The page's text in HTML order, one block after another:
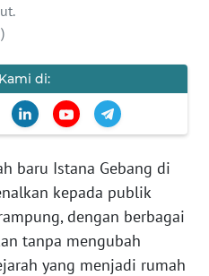
di:
baru Istana Gebang di
kepada publik
dengan berbagai
tanpa mengubah
yang menjadi rumah